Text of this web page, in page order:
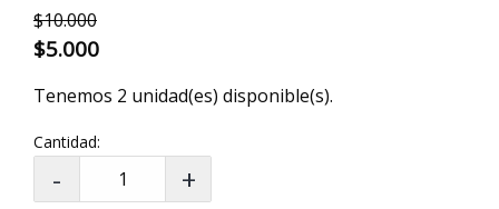
$10.000
$5.000
Tenemos 2 unidad(es) disponible(s).
Cantidad: